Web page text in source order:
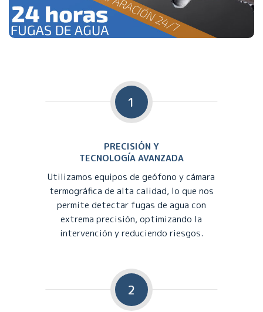
1
PRECISIÓN Y
TECNOLOGÍA AVANZADA
Utilizamos equipos de geófono y cámara
termográfica de alta calidad, lo que nos
permite detectar fugas de agua con
extrema precisión, optimizando la
intervención y reduciendo riesgos.
2